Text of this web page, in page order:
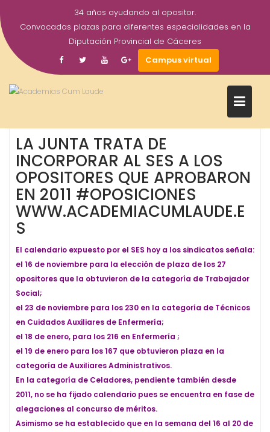
al
contenido
34 años ayudando al opositor.
Convocadas plazas para diferentes especialidades en la
Diputación Provincial de Cáceres
Campus virtual
28
2015
academiacumlaudeoposiciones
OPOSICIONES - ESPECIALIDADES
LA JUNTA TRATA DE
INCORPORAR AL SES A LOS
OPOSITORES QUE APROBARON
EN 2011 #OPOSICIONES
WWW.ACADEMIACUMLAUDE.E
S
El calendario expuesto por el SES hoy a los sindicatos señala:
el 16 de noviembre para la elección de plaza de los 27
opositores que la obtuvieron de la categoría de Trabajador
Social;
el 23 de noviembre para los 230 en la categoría de Técnicos
en Cuidados Auxiliares de Enfermería;
el 18 de enero, para los 216 en Enfermería ;
el 19 de enero para los 167 que obtuvieron plaza en la
categoría de Auxiliares Administrativos.
En la categoría de Celadores, pendiente también desde
2011, no se ha fijado calendario pues se encuentra en fase de
alegaciones al concurso de méritos.
Asimismo se ha establecido que en la semana del 16 al 20 de